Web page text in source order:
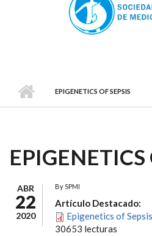
EPIGENETICS OF SEPSIS
EPIGENETICS
ABR
22
2020
BySPMI
Artículo Destacado:
Epigenetics of
30653 lecturas